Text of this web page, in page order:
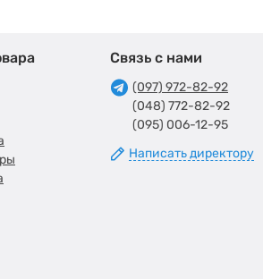
Связь с нами
(097) 972-82-92
(048) 772-82-92
(095) 006-12-95
Написать директору